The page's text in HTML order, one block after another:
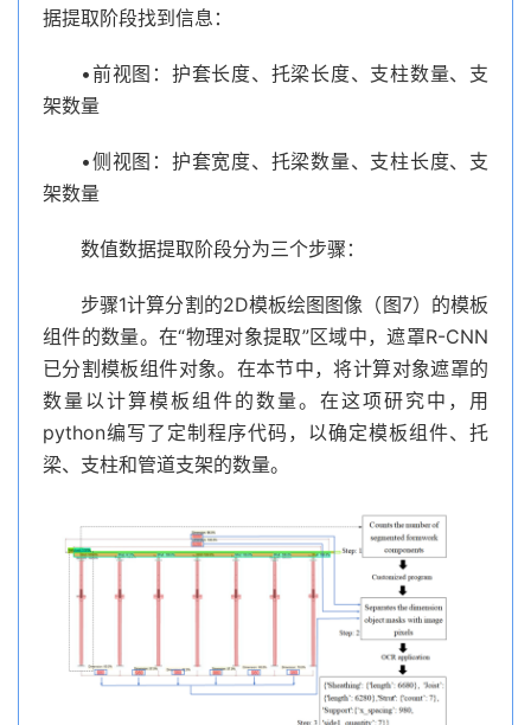
据提取阶段找到信息：
•前视图：护套长度、托梁长度、支柱数量、支
架数量
•侧视图：护套宽度、托梁数量、支柱长度、支
架数量
数值数据提取阶段分为三个步骤：
步骤1计算分割的2D模板绘图图像（图7）的模板
组件的数量。在“物理对象提取”区域中，遮罩R-CNN
已分割模板组件对象。在本节中，将计算对象遮罩的
数量以计算模板组件的数量。在这项研究中，用
python编写了定制程序代码，以确定模板组件、托
梁、支柱和管道支架的数量。